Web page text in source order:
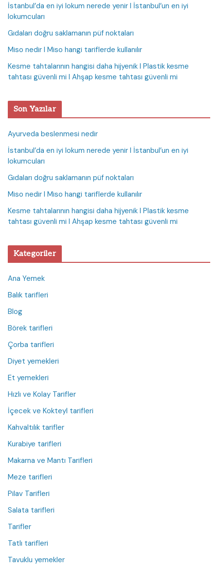
İstanbul’da en iyi lokum nerede yenir I İstanbul’un en iyi
lokumcuları
Gıdaları doğru saklamanın püf noktaları
Miso nedir I Miso hangi tariflerde kullanılır
Kesme tahtalarının hangisi daha hijyenik I Plastik kesme
tahtası güvenli mi I Ahşap kesme tahtası güvenli mi
Son Yazılar
Ayurveda beslenmesi nedir
İstanbul’da en iyi lokum nerede yenir I İstanbul’un en iyi
lokumcuları
Gıdaları doğru saklamanın püf noktaları
Miso nedir I Miso hangi tariflerde kullanılır
Kesme tahtalarının hangisi daha hijyenik I Plastik kesme
tahtası güvenli mi I Ahşap kesme tahtası güvenli mi
Kategoriler
Ana Yemek
Balık tarifleri
Blog
Börek tarifleri
Çorba tarifleri
Diyet yemekleri
Et yemekleri
Hızlı ve Kolay Tarifler
İçecek ve Kokteyl tarifleri
Kahvaltılık tarifler
Kurabiye tarifleri
Makarna ve Mantı Tarifleri
Meze tarifleri
Pilav Tarifleri
Salata tarifleri
Tarifler
Tatlı tarifleri
Tavuklu yemekler